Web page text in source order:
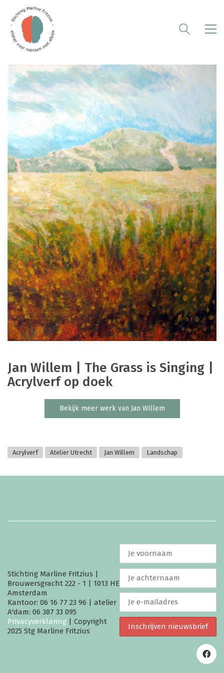
Jan Willem | The Grass is Singing |
Acrylverf op doek
Bekijk meer werk van Jan Willem
Acrylverf Atelier Utrecht Jan Willem Landschap
Stichting Marline Fritzius |
Brouwersgracht 222 - 1 | 1013 HE
Amsterdam
Kantoor: 06 16 77 23 96 | atelier
A'dam: 06 387 33 095
Privacyverklaring | Copyright
2025 Stg Marline Fritzius